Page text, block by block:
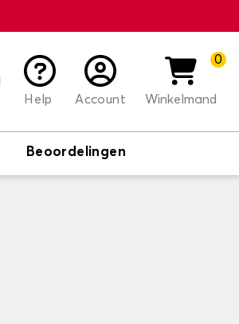
Help
Account
0
Winkelmand
Beoordelingen